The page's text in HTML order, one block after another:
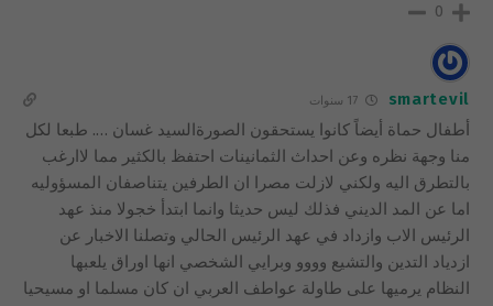
0
smartevil 17 سنوات
أطفال حماة أيضاً كانوا يستحقون الصورةالسيد غسان …. طبعا لكل
منا وجهة نظره وعن احداث الثمانينات احتفظ بالكثير مما لاارغب
بالتطرق اليه ولكني لازلت مصرا ان الطرفين يتناصفان المسؤوليه
اما عن المد الديني فذلك ليس حديثا وانما ابتدأ خجولا منذ عهد
الرئيس الاب وازداد في عهد الرئيس الحالي وتصلنا الاخبار عن
ازدياد التدين والتشيع وووو وبرايي الشخصي انها اوراق يلعبها
النظام يرميها على طاولة عواطف العربي ان كان مسلما او مسيحيا